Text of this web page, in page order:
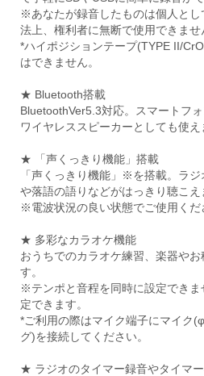
※あなたが録音したものは個人と
法上、権利者に無断で使用できませ
*ハイポジションテープ(TYPE II/
はできません。
★ Bluetooth搭載
BluetoothVer5.3対応。スマートフ
ワイヤレススピーカーとしても使え
★ 「声くっきり機能」搭載
「声くっきり機能」※を搭載。ラ
や落語の語りなどがはっきり聴こえ
※電波状況の良い状態でご使用くだ
★ 多彩なカラオケ機能
おうちでのカラオケ練習、楽器や
す。
※テンポと音程を同時に設定でき
定できます。
*ご利用の際はマイク端子にマイク
グ)を接続してください。
★ ラジオのタイマー録音やタイマ